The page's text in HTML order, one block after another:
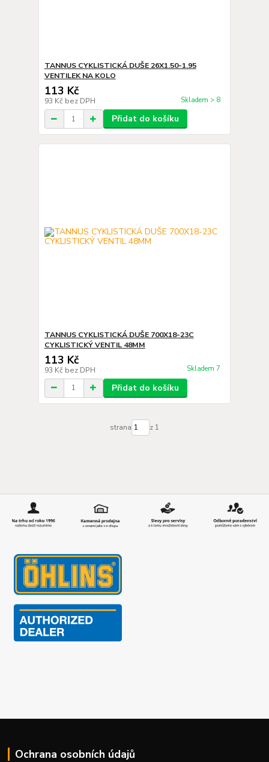
TANNUS CYKLISTICKÁ DUŠE 26X1.50-1.95
VENTILEK NA KOLO
113 Kč
93 Kč bez DPH Skladem > 8
Přidat do košíku
TANNUS CYKLISTICKÁ DUŠE 700X18-23C
CYKLISTICKÝ VENTIL 48MM
113 Kč
93 Kč bez DPH Skladem 7
Přidat do košíku
strana z 1
Ochrana osobních údajů